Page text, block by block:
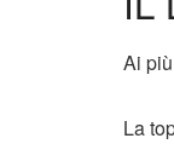
Ai
La